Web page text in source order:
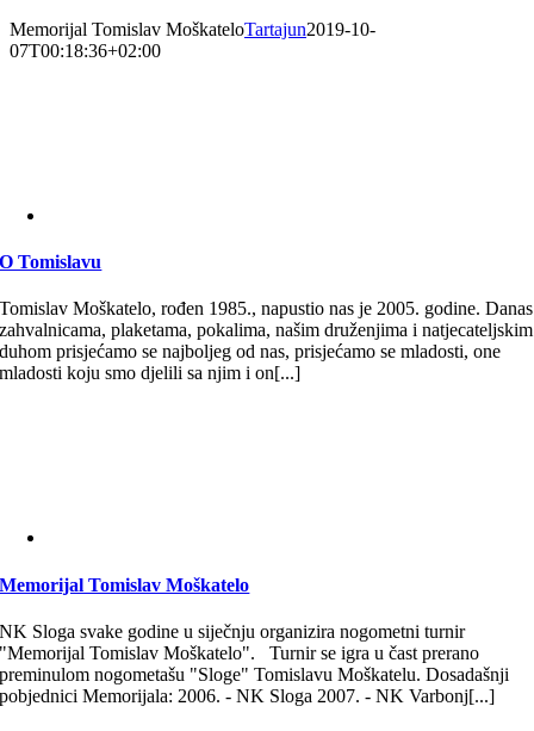
Memorijal Tomislav MoškateloTartajun2019-10-
07T00:18:36+02:00
O Tomislavu
Tomislav Moškatelo, rođen 1985., napustio nas je 2005. godine. Danas
zahvalnicama, plaketama, pokalima, našim druženjima i natjecateljskim
duhom prisjećamo se najboljeg od nas, prisjećamo se mladosti, one
mladosti koju smo djelili sa njim i on[...]
Memorijal Tomislav Moškatelo
NK Sloga svake godine u siječnju organizira nogometni turnir
"Memorijal Tomislav Moškatelo". Turnir se igra u čast prerano
preminulom nogometašu "Sloge" Tomislavu Moškatelu. Dosadašnji
pobjednici Memorijala: 2006. - NK Sloga 2007. - NK Varbonj[...]